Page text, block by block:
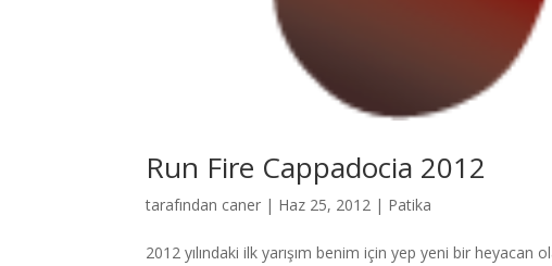
Run Fire Cappadocia 2012
tarafından caner | Haz 25, 2012 | Patika
2012 yılındaki ilk yarışım benim için yep yeni bir